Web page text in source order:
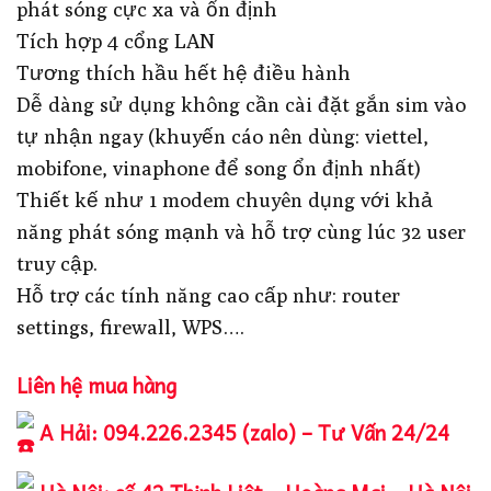
phát sóng cực xa và ổn định
Tích hợp 4 cổng LAN
Tương thích hầu hết hệ điều hành
Dễ dàng sử dụng không cần cài đặt gắn sim vào
tự nhận ngay (khuyến cáo nên dùng: viettel,
mobifone, vinaphone để song ổn định nhất)
Thiết kế như 1 modem chuyên dụng với khả
năng phát sóng mạnh và hỗ trợ cùng lúc 32 user
truy cập.
Hỗ trợ các tính năng cao cấp như: router
settings, firewall, WPS….
Liên hệ mua hàng
A Hải: 094.226.2345 (zalo) – Tư Vấn 24/24